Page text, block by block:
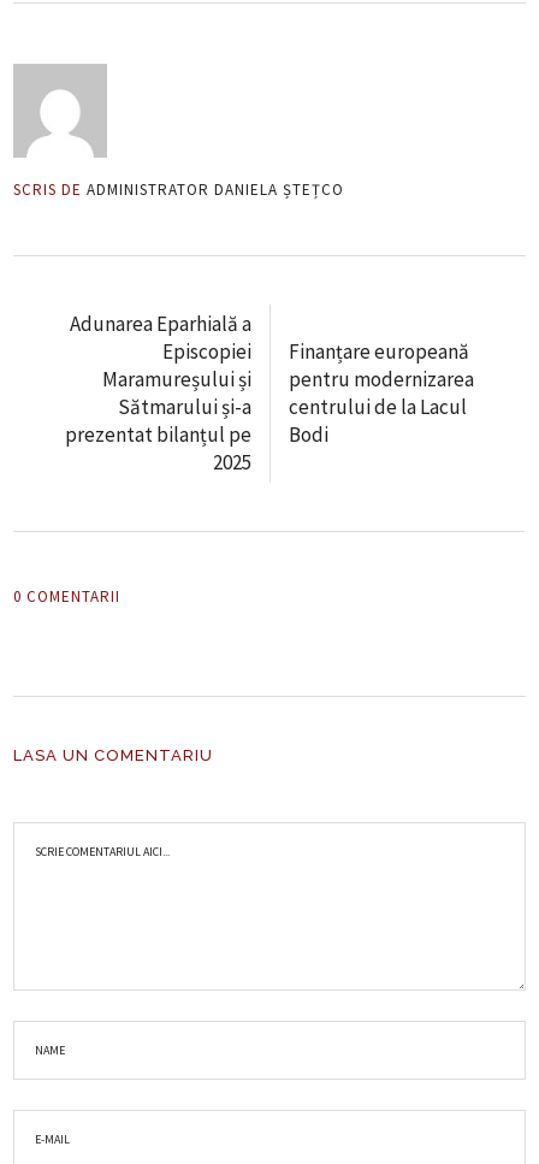
SCRIS DE ADMINISTRATOR DANIELA ȘTEȚCO
Adunarea Eparhială a
Episcopiei
Maramureșului și
Sătmarului și-a
prezentat bilanțul pe
2025
Finanțare europeană
pentru modernizarea
centrului de la Lacul
Bodi
0 COMENTARII
LASA UN COMENTARIU